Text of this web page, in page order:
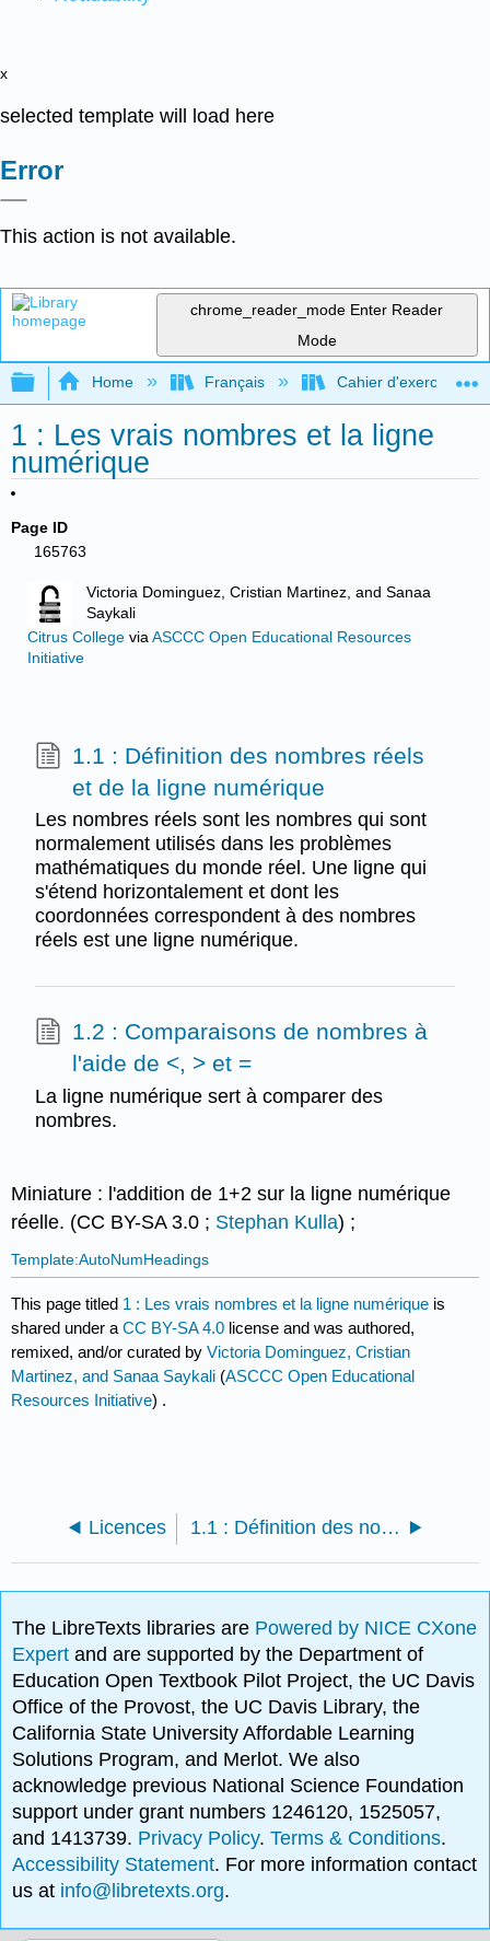
x
selected template will load here
Error
This action is not available.
chrome_reader_mode Enter Reader
Mode
Expand/collapse global hierarchy
Home Français Cahier d'exercices
1 : Les vrais nombres et la ligne
numérique
Page ID
165763
Victoria Dominguez, Cristian Martinez, and Sanaa
Saykali
Citrus Collegevia ASCCC Open Educational Resources
Initiative
1.1 : Définition des nombres réels
et de la ligne numérique
Les nombres réels sont les nombres qui sont
normalement utilisés dans les problèmes
mathématiques du monde réel. Une ligne qui
s'étend horizontalement et dont les
coordonnées correspondent à des nombres
réels est une ligne numérique.
1.2 : Comparaisons de nombres à
l'aide de <, > et =
La ligne numérique sert à comparer des
nombres.
Miniature : l'addition de 1+2 sur la ligne numérique
réelle. (CC BY-SA 3.0 ; Stephan Kulla) ;
Template:AutoNumHeadings
This page titled 1 : Les vrais nombres et la ligne numérique is
shared under aCC BY-SA 4.0 license and was authored,
remixed, and/or curated byVictoria Dominguez, Cristian
Martinez, and Sanaa Saykali (ASCCC Open Educational
Resources Initiative) .
Licences 1.1 : Définition des nombres réels et de la ligne numérique
The LibreTexts libraries are Powered by NICE CXone
Expertand are supported by the Department of
Education Open Textbook Pilot Project, the UC Davis
Office of the Provost, the UC Davis Library, the
California State University Affordable Learning
Solutions Program, and Merlot. We also
acknowledge previous National Science Foundation
support under grant numbers 1246120, 1525057,
and 1413739. Privacy Policy.Terms & Conditions.
Accessibility Statement. For more information contact
us at info@libretexts.org.